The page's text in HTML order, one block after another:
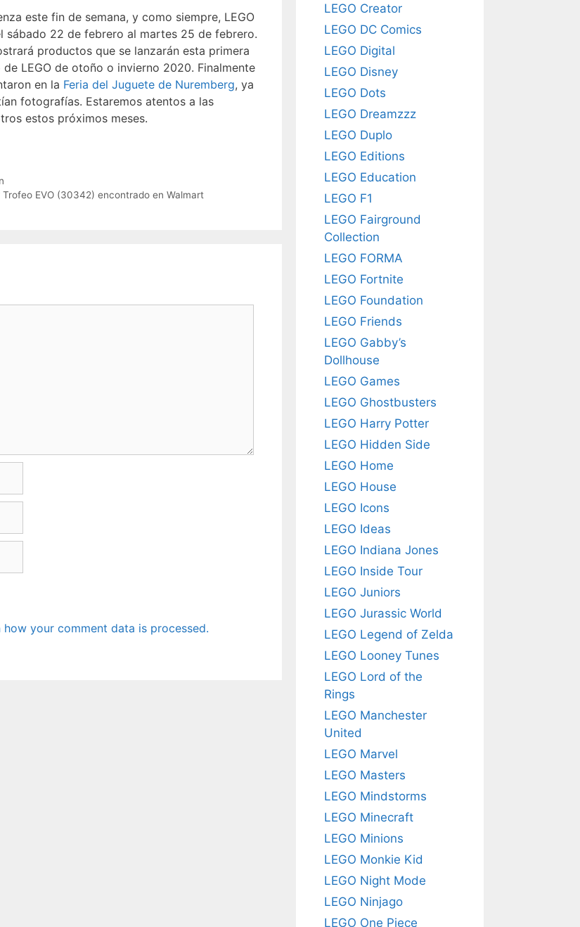
este fin de semana, y como siempre, LEGO
sábado 22 de febrero al martes 25 de febrero.
productos que se lanzarán esta primera
LEGO de otoño o invierno 2020. Finalmente
en la Feria del Juguete de Nuremberg, ya
fotografías. Estaremos atentos a las
estos próximos meses.
EVO (30342) encontrado en Walmart
how your comment data is processed.
LEGO Creator
LEGO DC Comics
LEGO Digital
LEGO Disney
LEGO Dots
LEGO Dreamzzz
LEGO Duplo
LEGO Editions
LEGO Education
LEGO F1
LEGO Fairground
Collection
LEGO FORMA
LEGO Fortnite
LEGO Foundation
LEGO Friends
LEGO Gabby’s
Dollhouse
LEGO Games
LEGO Ghostbusters
LEGO Harry Potter
LEGO Hidden Side
LEGO Home
LEGO House
LEGO Icons
LEGO Ideas
LEGO Indiana Jones
LEGO Inside Tour
LEGO Juniors
LEGO Jurassic World
LEGO Legend of Zelda
LEGO Looney Tunes
LEGO Lord of the
Rings
LEGO Manchester
United
LEGO Marvel
LEGO Masters
LEGO Mindstorms
LEGO Minecraft
LEGO Minions
LEGO Monkie Kid
LEGO Night Mode
LEGO Ninjago
LEGO One Piece